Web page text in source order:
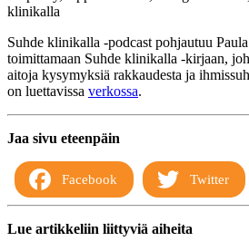
klinikalla
Suhde klinikalla -podcast pohjautuu
toimittamaan Suhde klinikalla -kirjaan,
aitoja kysymyksiä rakkaudesta ja
on luettavissa verkossa.
Jaa sivu eteenpäin
Facebook Twitter
Lue artikkeliin liittyviä aiheita